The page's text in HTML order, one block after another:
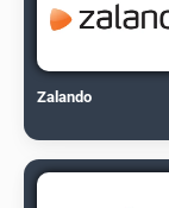
Zalando